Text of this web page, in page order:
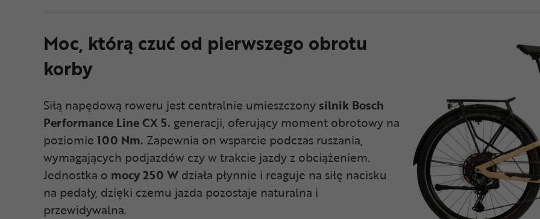
Moc, którą czuć od pierwszego obrotu
korby
Siłą napędową roweru jest centralnie umieszczony silnik Bosch
Performance Line CX 5. generacji, oferujący moment obrotowy na
poziomie 100 Nm. Zapewnia on wsparcie podczas ruszania,
wymagających podjazdów czy w trakcie jazdy z obciążeniem.
Jednostka o mocy 250 W działa płynnie i reaguje na siłę nacisku
na pedały, dzięki czemu jazda pozostaje naturalna i
przewidywalna.